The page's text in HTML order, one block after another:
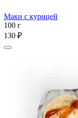
Маки с курицей
100 г
130 ₽